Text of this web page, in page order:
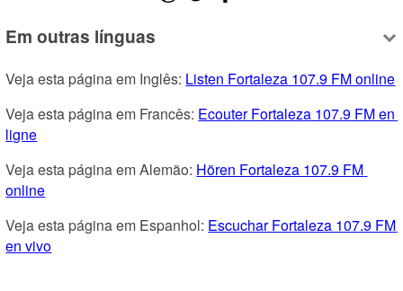
Em outras línguas
Veja esta página em Inglês: Listen Fortaleza 107.9 FM online
Veja esta página em Francês: Ecouter Fortaleza 107.9 FM en
ligne
Veja esta página em Alemão: Hören Fortaleza 107.9 FM
online
Veja esta página em Espanhol: Escuchar Fortaleza 107.9 FM
en vivo